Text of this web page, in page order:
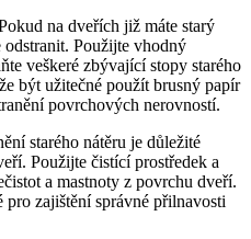
na dveřích již máte starý
odstranit. Použijte vhodný
veškeré zbývající stopy starého
být užitečné použít brusný papír
povrchových nerovností.
starého nátěru je důležité
Použijte čistící prostředek a
a mastnoty z povrchu dveří.
zajištění správné přilnavosti